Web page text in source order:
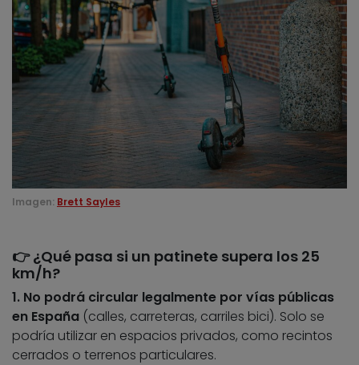
Imagen: Brett Sayles
👉 ¿Qué pasa si un patinete supera los 25
km/h?
1. No podrá circular legalmente por vías públicas
en España (calles, carreteras, carriles bici). Solo se
podría utilizar en espacios privados, como recintos
cerrados o terrenos particulares.